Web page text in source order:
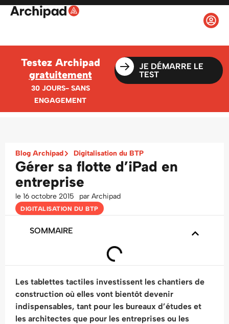
Testez Archipad
gratuitement
30 JOURS- SANS
ENGAGEMENT
JE DÉMARRE LE
TEST
Blog Archipad Digitalisation du BTP
Gérer sa flotte d’iPad en
entreprise
le 16 octobre 2015 par Archipad
DIGITALISATION DU BTP
SOMMAIRE
Les tablettes tactiles investissent les chantiers de
construction où elles vont bientôt devenir
indispensables, tant pour les bureaux d’études et
les architectes que pour les entreprises ou les